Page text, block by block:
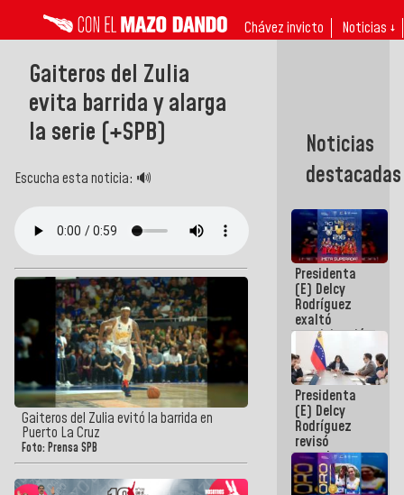
Chávez invicto Noticias ↓
Gaiteros del Zulia
evita barrida y alarga
la serie (+SPB)
Escucha esta noticia: 🔊
Gaiteros del Zulia evitó la barrida en
Puerto La Cruz
Foto: Prensa SPB
Noticias
destacadas
Presidenta
(E) Delcy
Rodríguez
exaltó
participación
de
Venezuela
en Juegos
Centroamericanos
y del Caribe
2026
Presidenta
(E) Delcy
Rodríguez
revisó
agenda
económica y
ejecución de